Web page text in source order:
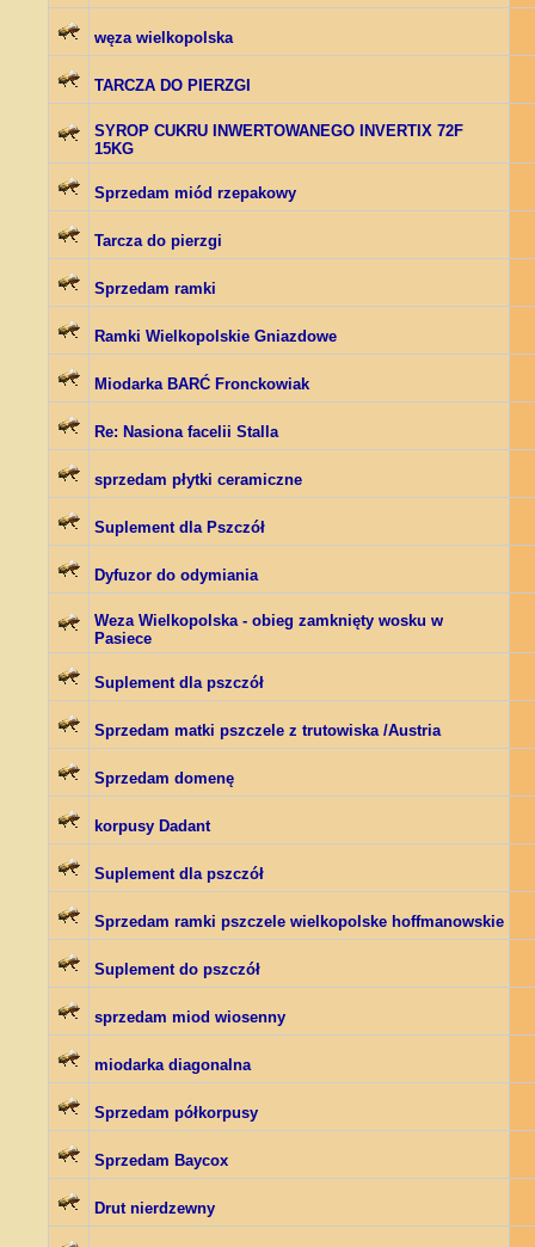
węza wielkopolska
TARCZA DO PIERZGI
SYROP CUKRU INWERTOWANEGO INVERTIX 72F
15KG
Sprzedam miód rzepakowy
Tarcza do pierzgi
Sprzedam ramki
Ramki Wielkopolskie Gniazdowe
Miodarka BARĆ Fronckowiak
Re: Nasiona facelii Stalla
sprzedam płytki ceramiczne
Suplement dla Pszczół
Dyfuzor do odymiania
Weza Wielkopolska - obieg zamknięty wosku w
Pasiece
Suplement dla pszczół
Sprzedam matki pszczele z trutowiska /Austria
Sprzedam domenę
korpusy Dadant
Suplement dla pszczół
Sprzedam ramki pszczele wielkopolske hoffmanowskie
Suplement do pszczół
sprzedam miod wiosenny
miodarka diagonalna
Sprzedam półkorpusy
Sprzedam Baycox
Drut nierdzewny